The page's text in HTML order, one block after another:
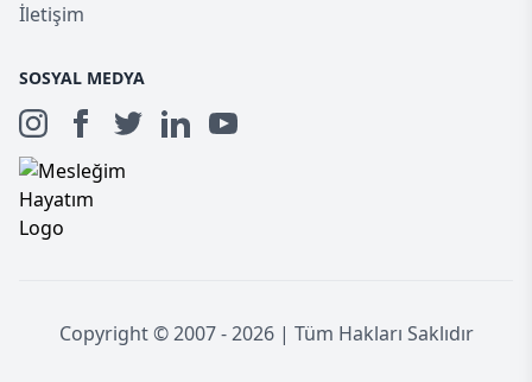
İletişim
SOSYAL MEDYA
Copyright © 2007 - 2026 | Tüm Hakları Saklıdır